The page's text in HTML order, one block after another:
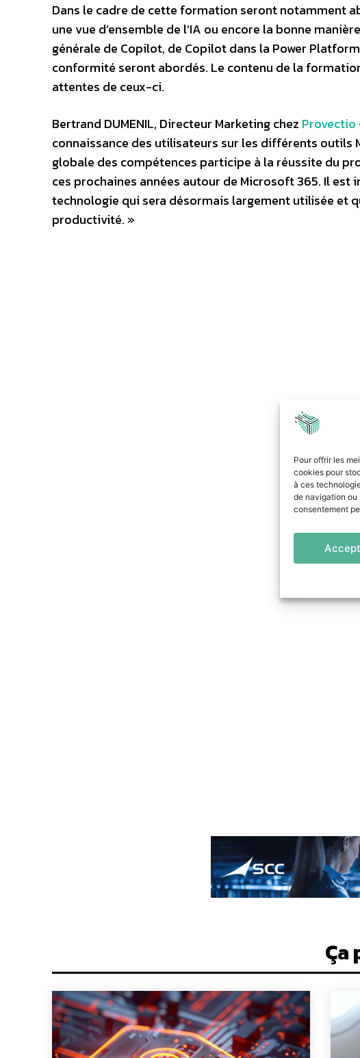
Pour offrir les
cookies pour
à ces
de navigation ou
consentement
Dans le cadre de cette formation seront notamment
une vue d’ensemble de l’IA ou encore la bonne
générale de Copilot, de Copilot dans la Power
conformité seront abordés. Le contenu de la
attentes de ceux-ci.
Bertrand DUMENIL, Directeur Marketing chez Provectio
connaissance des utilisateurs sur les différents outils
globale des compétences participe à la réussite du
ces prochaines années autour de Microsoft 365. Il
technologie qui sera désormais largement utilisée et
productivité. »
Ça